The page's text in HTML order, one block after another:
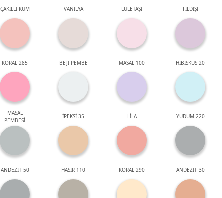
ÇAKILLI KUM VANİLYA LÜLETAŞI FİLDİŞİ
KORAL 285 BEJİ PEMBE MASAL 100 HİBİSKUS 20
MASAL
PEMBESİ
İPEKSİ 35 LİLA YUDUM 220
ANDEZİT 50 HASIR 110 KORAL 290 ANDEZİT 30